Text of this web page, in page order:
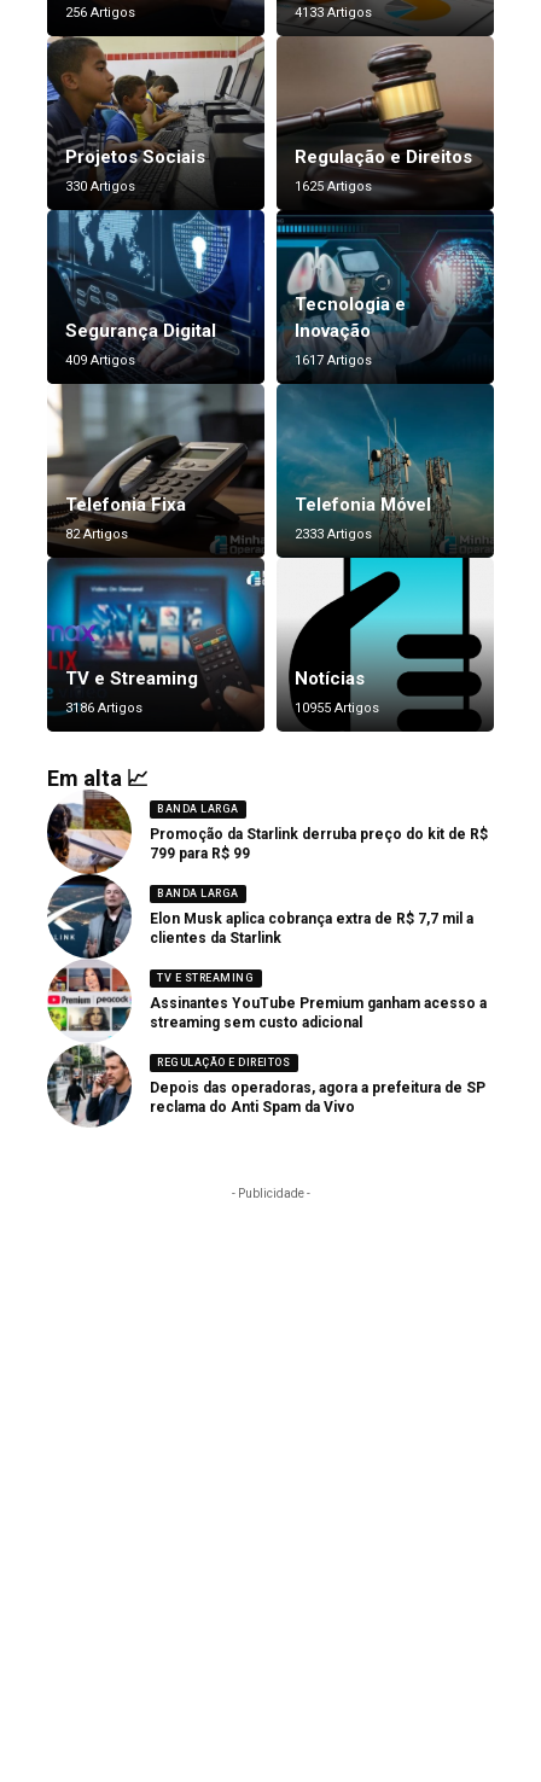
256 Artigos 4133 Artigos
Projetos Sociais
330 Artigos
Regulação e Direitos
1625 Artigos
Segurança Digital
409 Artigos
Tecnologia e
Inovação
1617 Artigos
Telefonia Fixa
82 Artigos
Telefonia Móvel
2333 Artigos
TV e Streaming
3186 Artigos
Notícias
10955 Artigos
Em alta 📈
BANDA LARGA
Promoção da Starlink derruba preço do kit de R$
799 para R$ 99
BANDA LARGA
Elon Musk aplica cobrança extra de R$ 7,7 mil a
clientes da Starlink
TV E STREAMING
Assinantes YouTube Premium ganham acesso a
streaming sem custo adicional
REGULAÇÃO E DIREITOS
Depois das operadoras, agora a prefeitura de SP
reclama do Anti Spam da Vivo
- Publicidade -